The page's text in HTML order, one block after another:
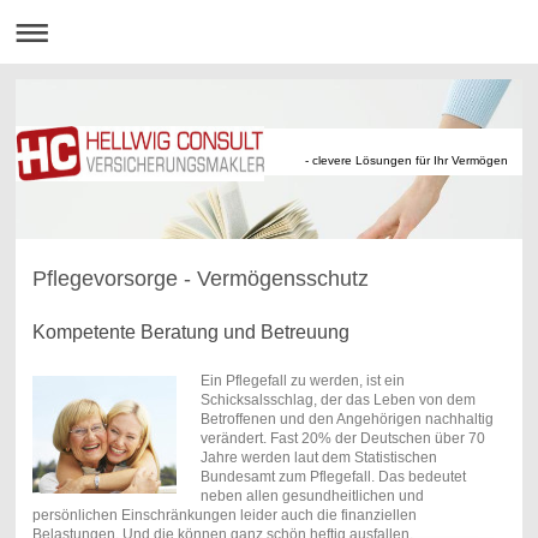
- clevere Lösungen für Ihr Vermögen
Pflegevorsorge - Vermögensschutz
Kompetente Beratung und Betreuung
Ein Pflegefall zu werden, ist ein
Schicksalsschlag, der das Leben von dem
Betroffenen und den Angehörigen nachhaltig
verändert. Fast 20% der Deutschen über 70
Jahre werden laut dem Statistischen
Bundesamt zum Pflegefall. Das bedeutet
neben allen gesundheitlichen und
persönlichen Einschränkungen leider auch die finanziellen
Belastungen. Und die können ganz schön heftig ausfallen.